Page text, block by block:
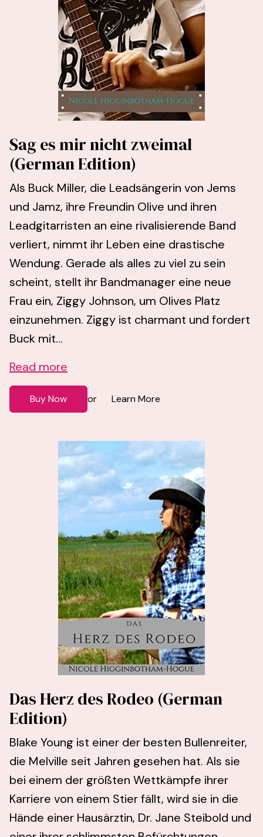
Sag es mir nicht zweimal
(German Edition)
Als Buck Miller, die Leadsängerin von Jems
und Jamz, ihre Freundin Olive und ihren
Leadgitarristen an eine rivalisierende Band
verliert, nimmt ihr Leben eine drastische
Wendung. Gerade als alles zu viel zu sein
scheint, stellt ihr Bandmanager eine neue
Frau ein, Ziggy Johnson, um Olives Platz
einzunehmen. Ziggy ist charmant und fordert
Buck mit...
Read more
Buy Now or Learn More
Das Herz des Rodeo (German
Edition)
Blake Young ist einer der besten Bullenreiter,
die Melville seit Jahren gesehen hat. Als sie
bei einem der größten Wettkämpfe ihrer
Karriere von einem Stier fällt, wird sie in die
Hände einer Hausärztin, Dr. Jane Steibold und